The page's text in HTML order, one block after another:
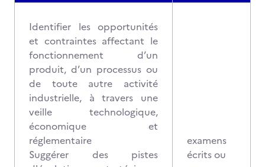
Identifier les opportunités
et contraintes affectant le
fonctionnement d’un
produit, d’un processus ou
de toute autre activité
industrielle, à travers une
veille technologique,
économique et
réglementaire
Suggérer des pistes
examens
écrits ou